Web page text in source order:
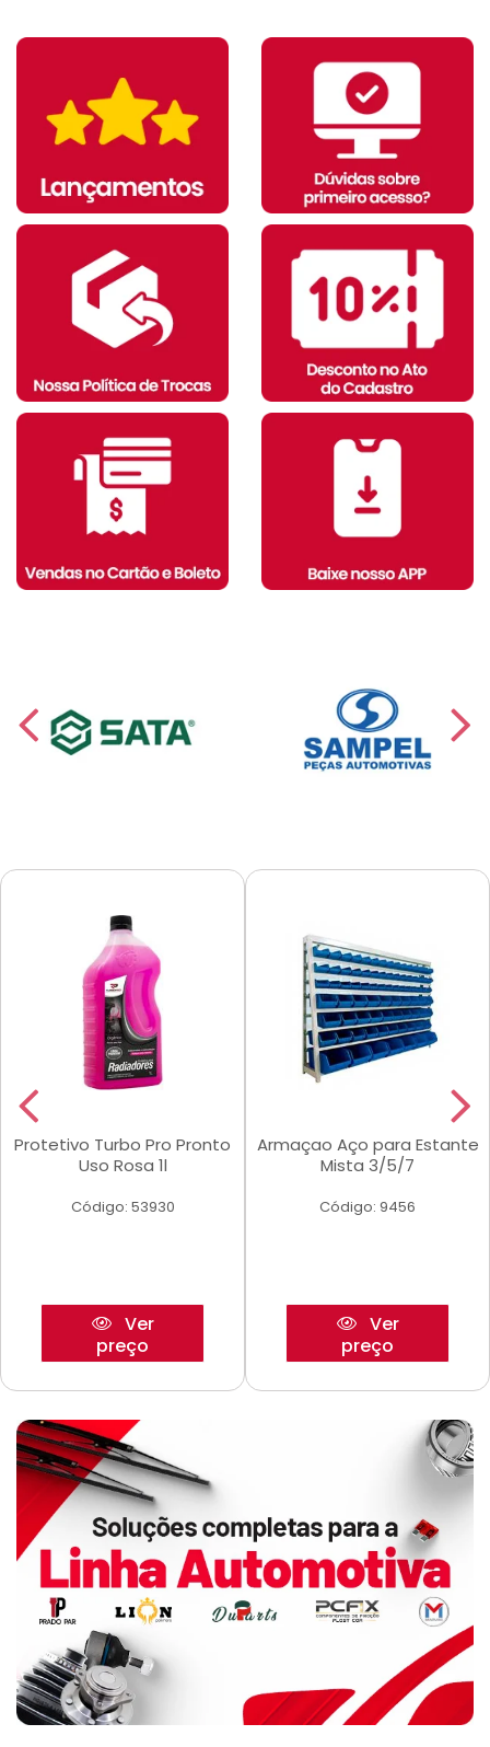
Protetivo Turbo Pro Pronto
Uso Rosa 1l
Código: 53930
Ver
preço
Armaçao Aço para Estante
Mista 3/5/7
Código: 9456
Ver
preço